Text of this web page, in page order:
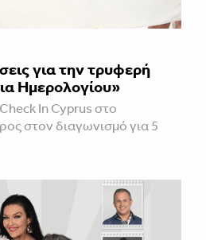
για την τρυφερή
Ημερολογίου»
In Cyprus στο
στον διαγωνισμό για 5